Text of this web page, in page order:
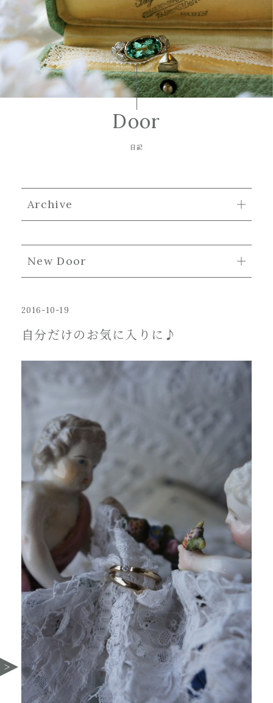
Door
日記
Archive
New Door
2016-10-19
自分だけのお気に入りに♪